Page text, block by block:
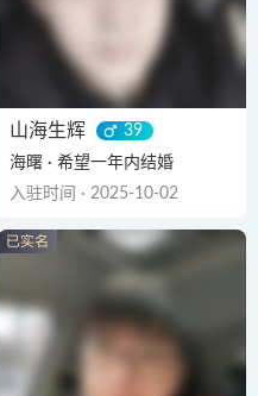
山海生辉
39
海曙 · 希望一年内结婚
入驻时间 · 2025-10-02